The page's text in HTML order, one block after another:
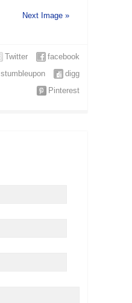
Next Image »
facebook
Twitter
digg
stumbleupon
Pinterest